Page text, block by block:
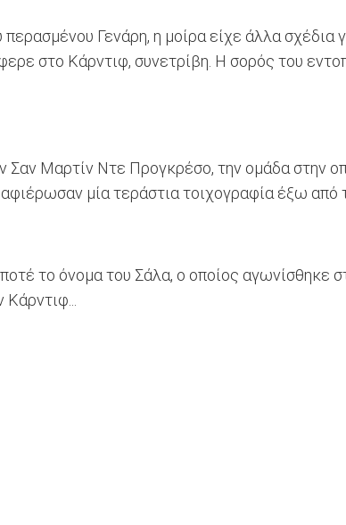
Γενάρη, η μοίρα είχε άλλα σχέδια
στο Κάρντιφ, συνετρίβη. Η σορός του
Σαν Μαρτίν Ντε Προγκρέσο, την ομάδα στην
μία τεράστια τοιχογραφία έξω από
το όνομα του Σάλα, ο οποίος αγωνίσθηκε